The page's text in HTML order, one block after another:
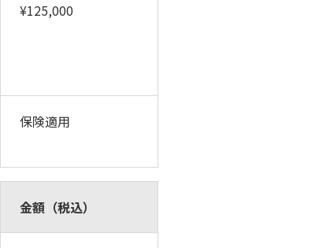
¥125,000
保険適用
金額（税込）